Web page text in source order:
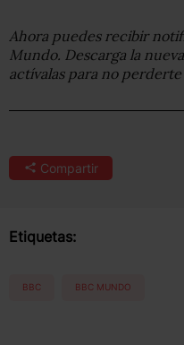
Ahora puedes recibir
Mundo. Descarga la
actívalas para no
Compartir
Etiquetas:
BBC BBC MUNDO